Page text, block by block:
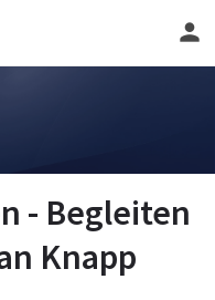
- Begleiten
Knapp